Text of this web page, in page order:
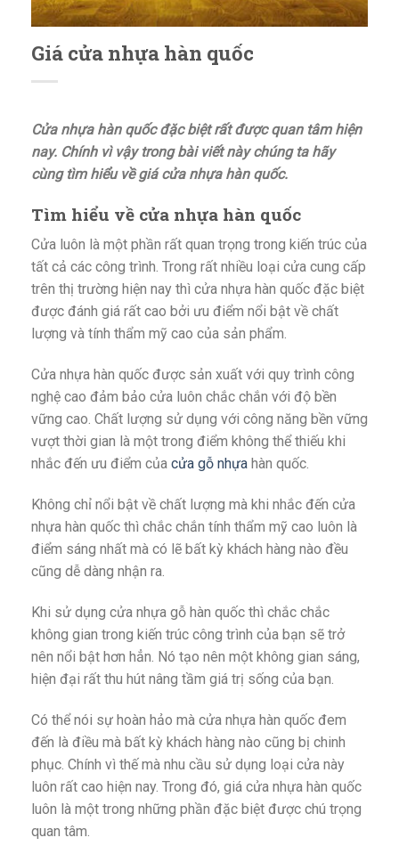
Giá cửa nhựa hàn quốc
Cửa nhựa hàn quốc đặc biệt rất được quan tâm hiện
nay. Chính vì vậy trong bài viết này chúng ta hãy
cùng tìm hiểu về giá cửa nhựa hàn quốc.
Tìm hiểu về cửa nhựa hàn quốc
Cửa luôn là một phần rất quan trọng trong kiến trúc của
tất cả các công trình. Trong rất nhiều loại cửa cung cấp
trên thị trường hiện nay thì cửa nhựa hàn quốc đặc biệt
được đánh giá rất cao bởi ưu điểm nổi bật về chất
lượng và tính thẩm mỹ cao của sản phẩm.
Cửa nhựa hàn quốc được sản xuất với quy trình công
nghệ cao đảm bảo cửa luôn chắc chắn với độ bền
vững cao. Chất lượng sử dụng với công năng bền vững
vượt thời gian là một trong điểm không thể thiếu khi
nhắc đến ưu điểm của cửa gỗ nhựa hàn quốc.
Không chỉ nổi bật về chất lượng mà khi nhắc đến cửa
nhựa hàn quốc thì chắc chắn tính thẩm mỹ cao luôn là
điểm sáng nhất mà có lẽ bất kỳ khách hàng nào đều
cũng dễ dàng nhận ra.
Khi sử dụng cửa nhựa gỗ hàn quốc thì chắc chắc
không gian trong kiến trúc công trình của bạn sẽ trở
nên nổi bật hơn hẳn. Nó tạo nên một không gian sáng,
hiện đại rất thu hút nâng tầm giá trị sống của bạn.
Có thể nói sự hoàn hảo mà cửa nhựa hàn quốc đem
đến là điều mà bất kỳ khách hàng nào cũng bị chinh
phục. Chính vì thế mà nhu cầu sử dụng loại cửa này
luôn rất cao hiện nay. Trong đó, giá cửa nhựa hàn quốc
luôn là một trong những phần đặc biệt được chú trọng
quan tâm.